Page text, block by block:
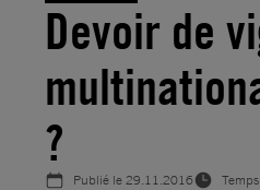
Devoir de
?
Publié le29.11.2016